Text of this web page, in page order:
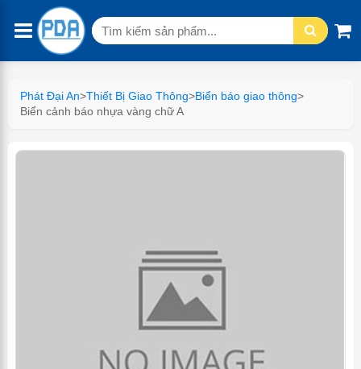
Tìm
Phát Đại An>Thiết Bị Giao Thông>Biển báo giao thông>
Biển cảnh báo nhựa vàng chữ A